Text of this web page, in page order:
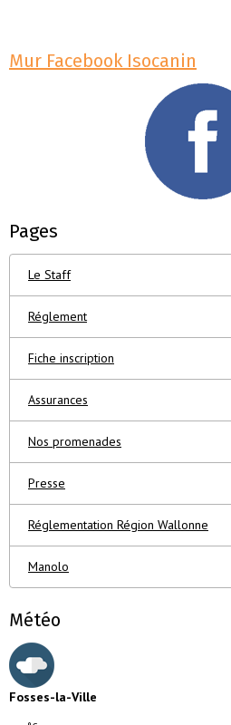
Mur Facebook Isocanin
Pages
Le Staff
Réglement
Fiche inscription
Assurances
Nos promenades
Presse
Réglementation Région Wallonne
Manolo
Météo
Fosses-la-Ville